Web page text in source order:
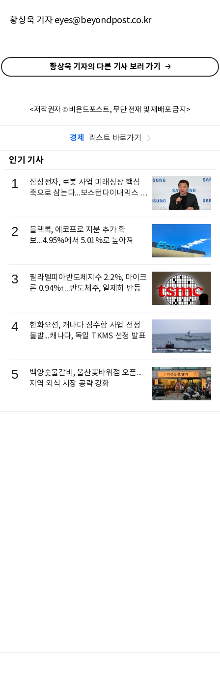
황상욱 기자 eyes@beyondpost.co.kr
황상욱 기자의 다른 기사 보러 가기
<저작권자 © 비욘드포스트, 무단 전재 및 재배포 금지>
경제 리스트 바로가기
인기 기사
1
삼성전자, 로봇 사업 미래성장 핵심
축으로 삼는다...보스턴다이내믹스 출
2
블랙록, 에코프로 지분 추가 확
보...4.95%에서 5.01%로 높아져
3
필라델피아반도체지수 2.2%, 마이크
론 0.94%↑...반도체주, 일제히 반등
4
한화오션, 캐나다 잠수함 사업 선정
불발...캐나다, 독일 TKMS 선정 발표
5
백양숯불갈비, 울산꽃바위점 오픈...
지역 외식 시장 공략 강화